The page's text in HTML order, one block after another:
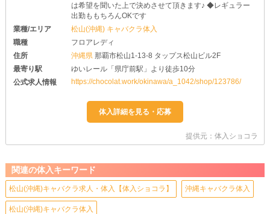
は希望を聞いた上で決めさせて頂きます♪ ◆レギュラー
出勤ももちろんOKです
業種/エリア
松山(沖縄) キャバクラ体入
職種
フロアレディ
住所
沖縄県那覇市松山1-13-8 タップス松山ビル2F
最寄り駅
ゆいレール「県庁前駅」より徒歩10分
公式求人情報
https://chocolat.work/okinawa/a_1042/shop/123786/
提供元：体入ショコラ
関連の体入キーワード
松山(沖縄)キャバクラ求人・体入【体入ショコラ】 沖縄キャバクラ体入
松山(沖縄)キャバクラ体入